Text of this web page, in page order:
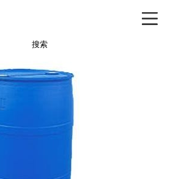
搜索